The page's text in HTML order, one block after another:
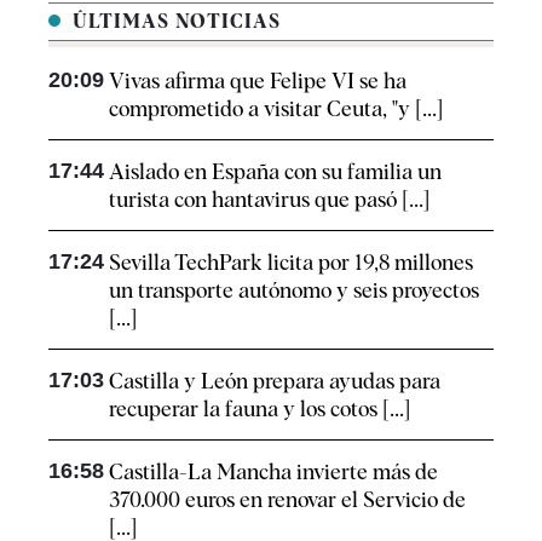
ÚLTIMAS NOTICIAS
20:09 Vivas afirma que Felipe VI se ha
comprometido a visitar Ceuta, "y [...]
17:44 Aislado en España con su familia un
turista con hantavirus que pasó [...]
17:24 Sevilla TechPark licita por 19,8 millones
un transporte autónomo y seis proyectos
[...]
17:03 Castilla y León prepara ayudas para
recuperar la fauna y los cotos [...]
16:58 Castilla-La Mancha invierte más de
370.000 euros en renovar el Servicio de
[...]